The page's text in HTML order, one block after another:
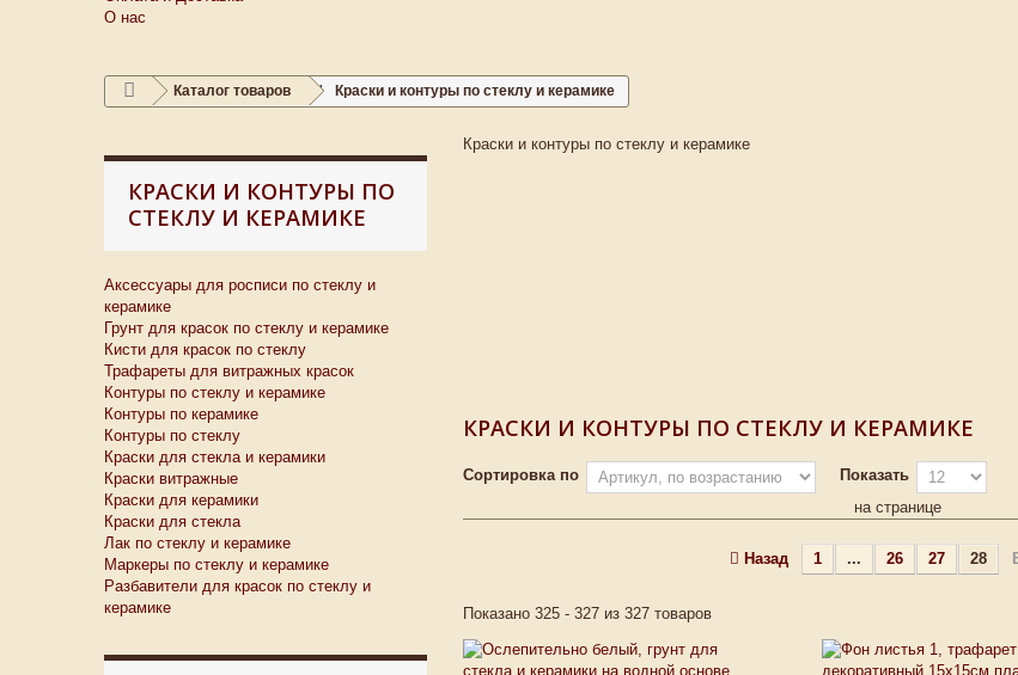
О нас
Каталог товаров Краски и контуры по стеклу и керамике
КРАСКИ И КОНТУРЫ ПО
СТЕКЛУ И КЕРАМИКЕ
Аксессуары для росписи по стеклу и
керамике
Грунт для красок по стеклу и керамике
Кисти для красок по стеклу
Трафареты для витражных красок
Контуры по стеклу и керамике
Контуры по керамике
Контуры по стеклу
Краски для стекла и керамики
Краски витражные
Краски для керамики
Краски для стекла
Лак по стеклу и керамике
Маркеры по стеклу и керамике
Разбавители для красок по стеклу и
керамике
Краски и контуры по стеклу и керамике
КРАСКИ И КОНТУРЫ ПО СТЕКЛУ И КЕРАМИКЕ
Сортировка по
Показать
на странице
Назад 1 ... 26 27 28
Показано 325 - 327 из 327 товаров